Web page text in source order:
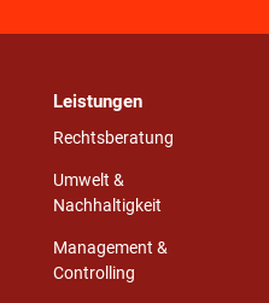
Leistungen
Rechtsberatung
Umwelt &
Nachhaltigkeit
Management &
Controlling